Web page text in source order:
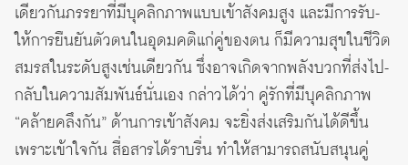
เดียวกันภรรยาที่มีบุคลิกภาพแบบเข้าสังคมสูง และมีการรับ-
ให้การยืนยันตัวตนในอุดมคติแก่คู่ของตน ก็มีความสุขในชีวิต
สมรสในระดับสูงเช่นเดียวกัน ซึ่งอาจเกิดจากพลังบวกที่ส่งไป-
กลับในความสัมพันธ์นั่นเอง กล่าวได้ว่า คู่รักที่มีบุคลิกภาพ
“คล้ายคลึงกัน” ด้านการเข้าสังคม จะยิ่งส่งเสริมกันได้ดีขึ้น
เพราะเข้าใจกัน สื่อสารได้ราบรื่น ทำให้สามารถสนับสนุนคู่